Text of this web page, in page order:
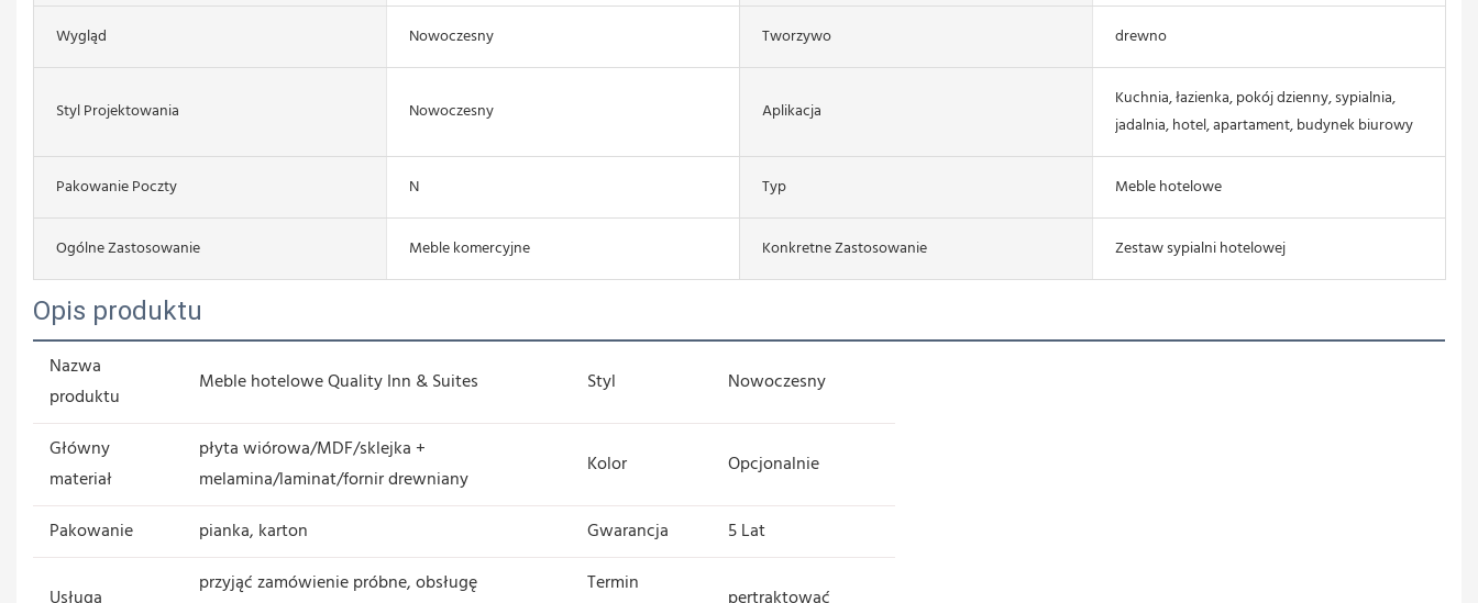
Wygląd Nowoczesny Tworzywo drewno
Styl Projektowania Nowoczesny Aplikacja
Kuchnia, łazienka, pokój dzienny, sypialnia,
jadalnia, hotel, apartament, budynek biurowy
Pakowanie Poczty N Typ Meble hotelowe
Ogólne Zastosowanie Meble komercyjne Konkretne Zastosowanie Zestaw sypialni hotelowej
Opis produktu
Nazwa
produktu
Meble hotelowe Quality Inn & Suites Styl Nowoczesny
Główny
materiał
płyta wiórowa/MDF/sklejka +
melamina/laminat/fornir drewniany
Kolor Opcjonalnie
Pakowanie pianka, karton Gwarancja 5 Lat
przyjąć zamówienie próbne, obsługę
Termin